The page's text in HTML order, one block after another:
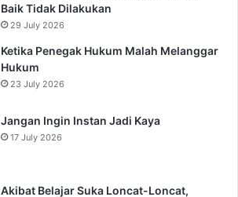
Baik Tidak Dilakukan
29 July 2026
Ketika Penegak Hukum Malah Melanggar
Hukum
23 July 2026
Jangan Ingin Instan Jadi Kaya
17 July 2026
Akibat Belajar Suka Loncat-Loncat,